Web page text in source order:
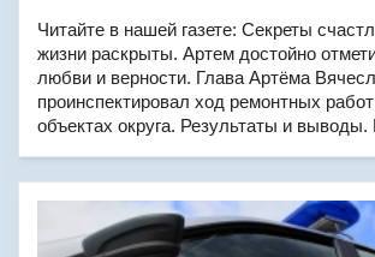
Читайте в нашей газете: Секреты
жизни раскрыты. Артем достойно
любви и верности. Глава Артёма
проинспектировал ход ремонтных
объектах округа. Результаты и